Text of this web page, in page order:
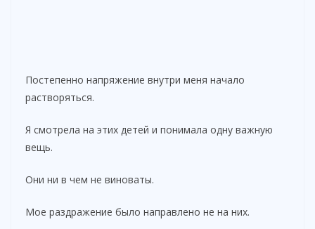
Постепенно напряжение внутри меня начало
растворяться.
Я смотрела на этих детей и понимала одну важную
вещь.
Они ни в чем не виноваты.
Мое раздражение было направлено не на них.